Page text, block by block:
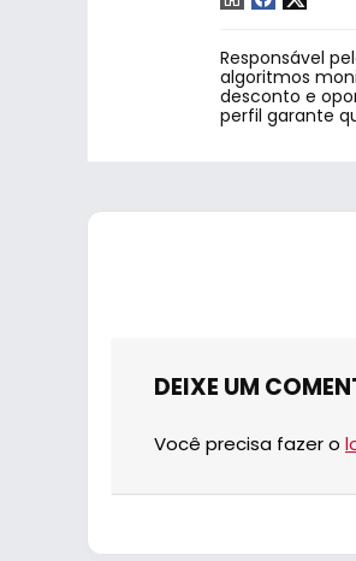
Responsável
algoritmos
desconto e
perfil garante
DEIXE UM
Você precisa fazer o